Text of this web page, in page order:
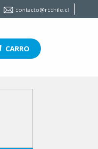
contacto@rcchile.cl
CARRO